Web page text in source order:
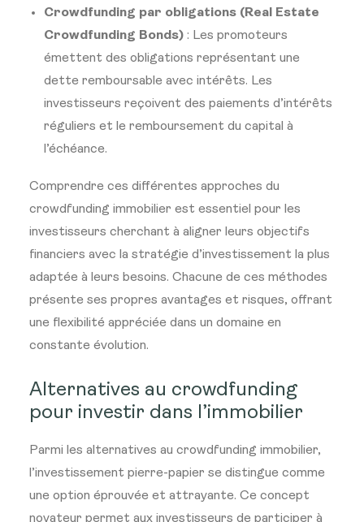
Crowdfunding par obligations (Real Estate
Crowdfunding Bonds) : Les promoteurs
émettent des obligations représentant une
dette remboursable avec intérêts. Les
investisseurs reçoivent des paiements d’intérêts
réguliers et le remboursement du capital à
l’échéance.
Comprendre ces différentes approches du
crowdfunding immobilier est essentiel pour les
investisseurs cherchant à aligner leurs objectifs
financiers avec la stratégie d’investissement la plus
adaptée à leurs besoins. Chacune de ces méthodes
présente ses propres avantages et risques, offrant
une flexibilité appréciée dans un domaine en
constante évolution.
Alternatives au crowdfunding
pour investir dans l’immobilier
Parmi les alternatives au crowdfunding immobilier,
l’investissement pierre-papier se distingue comme
une option éprouvée et attrayante. Ce concept
novateur permet aux investisseurs de participer à